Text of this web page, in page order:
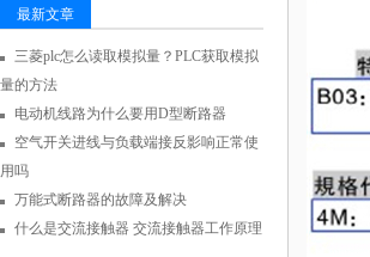
最新文章
三菱plc怎么读取模拟量？PLC获取模拟
量的方法
电动机线路为什么要用D型断路器
空气开关进线与负载端接反影响正常使
用吗
万能式断路器的故障及解决
什么是交流接触器 交流接触器工作原理